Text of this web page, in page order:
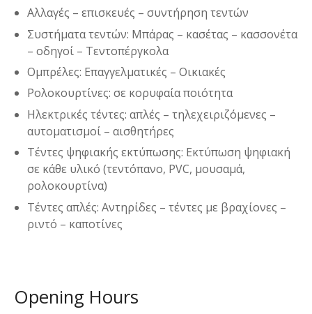
Αλλαγές – επισκευές – συντήρηση τεντών
Συστήματα τεντών: Μπάρας – κασέτας – κασσονέτα
– οδηγοί – Τεντοπέργκολα
Ομπρέλες: Επαγγελματικές – Οικιακές
Ρολοκουρτίνες: σε κορυφαία ποιότητα
Ηλεκτρικές τέντες: απλές – τηλεχειριζόμενες –
αυτοματισμοί – αισθητήρες
Τέντες ψηφιακής εκτύπωσης: Εκτύπωση ψηφιακή
σε κάθε υλικό (τεντόπανο, PVC, μουσαμά,
ρολοκουρτίνα)
Τέντες απλές: Αντηρίδες – τέντες με βραχίονες –
ριντό – καποτίνες
Opening Hours